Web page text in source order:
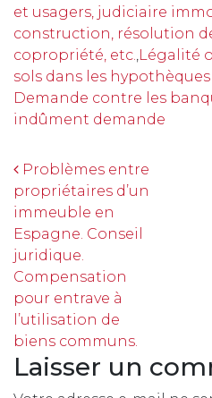
et usagers, judiciaire
construction, résolution
copropriété, etc. Légalité
sols dans les
Demande contre les
indûment demande
Navigation
Problèmes entre
propriétaires d’un
immeuble en
Espagne. Conseil
juridique.
Compensation
pour entrave à
l’utilisation de
biens communs.
Laisser un